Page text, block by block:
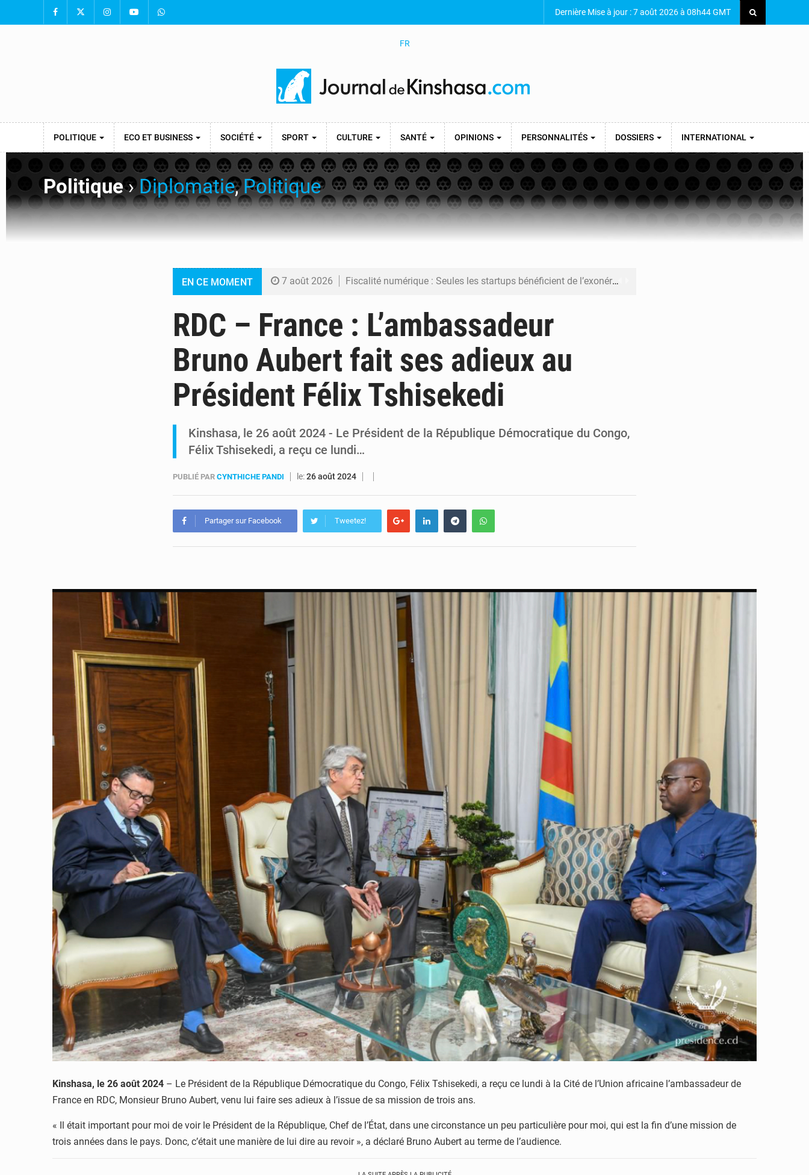
Dernière Mise à jour : 7 août 2026 à 08h44 GMT
FR
POLITIQUE ECO ET BUSINESS SOCIÉTÉ SPORT CULTURE SANTÉ OPINIONS PERSONNALITÉS DOSSIERS INTERNATIONAL
Politique›Diplomatie,Politique
EN CE MOMENT 7 août 2026 Fiscalité numérique : Seules les startups bénéficient de l’exonération, mais l’arrêté interministériel reste en vigueur (Mise au point)
6 août 2026 Comment des milliers d’Africains protègent et font fructifier leur argent avec l’USDT
6 août 2026 RDC : Raïssa Malu lance les préparatifs d’une Table ronde nationale sur l’éducation inclusive des enfants handicapés
6 août 2026 Shadary et Minaku enfin transférés à l’auditorat militaire après 200 jours d’opacité
RDC – France : L’ambassadeur
Bruno Aubert fait ses adieux au
Président Félix Tshisekedi
Kinshasa, le 26 août 2024 - Le Président de la République Démocratique du Congo,
Félix Tshisekedi, a reçu ce lundi…
PUBLIÉ PAR CYNTHICHE PANDI le:26 août 2024
Partager sur Facebook Tweetez!
Kinshasa, le 26 août 2024 – Le Président de la République Démocratique du Congo, Félix Tshisekedi, a reçu ce lundi à la Cité de l’Union africaine l’ambassadeur de
France en RDC, Monsieur Bruno Aubert, venu lui faire ses adieux à l’issue de sa mission de trois ans.
« Il était important pour moi de voir le Président de la République, Chef de l’État, dans une circonstance un peu particulière pour moi, qui est la fin d’une mission de
trois années dans le pays. Donc, c’était une manière de lui dire au revoir », a déclaré Bruno Aubert au terme de l’audience.